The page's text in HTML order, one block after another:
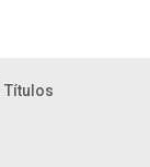
Títulos